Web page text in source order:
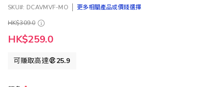
SKU DCAVMVF-MO
更多相關產品或價錢選擇
HK$309.0
HK$259.0
可賺取高達 25.9